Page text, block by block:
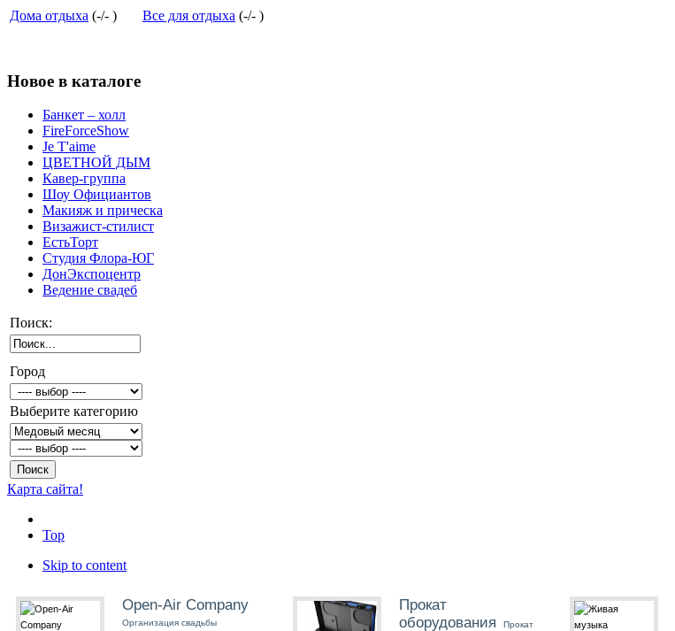
Дома отдыха (-/- ) Все для отдыха (-/- )
Новое в каталоге
Банкет – холл
FireForceShow
Je T'aime
ЦВЕТНОЙ ДЫМ
Кавер-группа
Шоу Официантов
Макияж и прическа
Визажист-стилист
ЕстьТорт
Студия Флора-ЮГ
ДонЭкспоцентр
Ведение свадеб
Поиск:
Город
Выберите категорию
Карта сайта!
Top
Skip to content
Open-Air Company
Организация свадьбы
Прокат
оборудования
Прокат